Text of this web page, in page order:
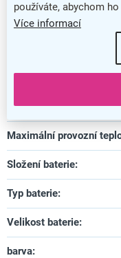
používáte, abychom
Více informací
Záruka:
Napětí
Minimální provozní
Maximální provozní
Složení baterie:
Typ baterie:
Velikost baterie:
barva: